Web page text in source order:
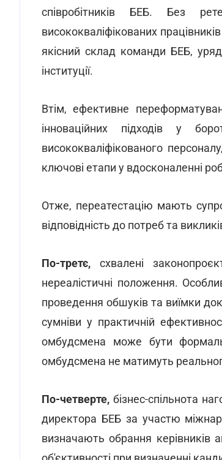
співробітників БЕБ. Без
висококваліфікованих
якісний склад команди БЕБ,
інституції.
Втім, ефективне
інноваційних підходів у
висококваліфікованого
ключові етапи у вдосконаленні
Отже, переатестацію мають
відповідність до потреб та
По-третє, схвалені
нереалістичні положення.
проведення обшуків та виїмки
сумніви у практичній
омбудсмена може бути
омбудсмена не матимуть
По-четверте,бізнес-спільнота
директора БЕБ за участю
визначають обрання керівників